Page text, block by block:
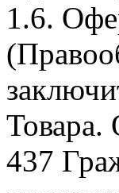
1.6.
Товара.
437